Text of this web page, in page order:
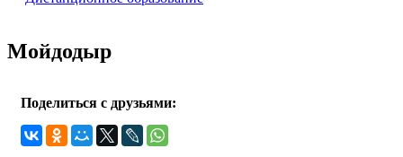
Мойдодыр
Поделиться с друзьями: